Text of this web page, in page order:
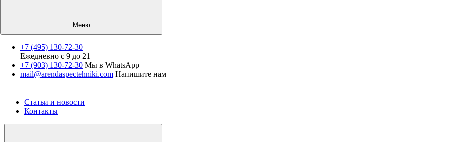
Меню
+7 (495) 130-72-30
Ежедневно с 9 до 21
+7 (903) 130-72-30 Мы в WhatsApp
mail@arendaspectehniki.com Напишите нам
Нерудные материалы
Статьи и новости
Контакты